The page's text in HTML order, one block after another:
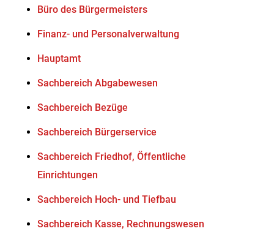
Büro des Bürgermeisters
Finanz- und Personalverwaltung
Hauptamt
Sachbereich Abgabewesen
Sachbereich Bezüge
Sachbereich Bürgerservice
Sachbereich Friedhof, Öffentliche
Einrichtungen
Sachbereich Hoch- und Tiefbau
Sachbereich Kasse, Rechnungswesen